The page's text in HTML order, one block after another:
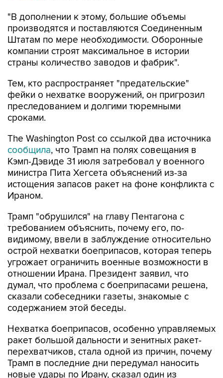
"В дополнении к этому, большие объемы
производятся и поставляются Соединенным
Штатам по мере необходимости. Оборонные
компании строят максимальное в истории
страны количество заводов и фабрик".
Тем, кто распространяет "предательские"
фейки о нехватке вооружений, он пригрозил
преследованием и долгими тюремными
сроками.
The Washington Post со ссылкой два источника
сообщила, что Трамп на полях совещания в
Кэмп-Дэвиде 31 июля затребовал у военного
министра Пита Хегсета объяснений из-за
истощения запасов ракет на фоне конфликта с
Ираном.
Трамп "обрушился" на главу Пентагона с
требованием объяснить, почему его, по-
видимому, ввели в заблуждение относительно
острой нехватки боеприпасов, которая теперь
угрожает ограничить военные возможности в
отношении Ирана. Президент заявил, что
думал, что проблема с боеприпасами решена,
сказали собеседники газеты, знакомые с
содержанием этой беседы.
Нехватка боеприпасов, особенно управляемых
ракет большой дальности и зенитных ракет-
перехватчиков, стала одной из причин, почему
Трамп в последние дни передумал наносить
новые удары по Ирану, сказал один из